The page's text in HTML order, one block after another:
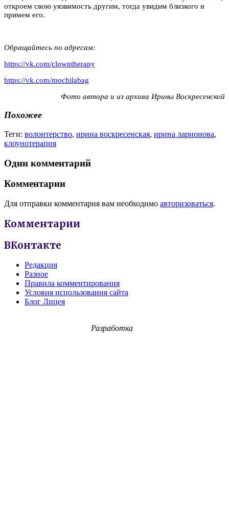
откроем свою уязвимость другим, тогда увидим близкого и
примем его.
Обращайтесь по адресам:
https://vk.com/clowntherapy
https://vk.com/mochilabag
Фото автора и из архива Ирины Воскресенской
Похожее
Теги: волонтерство, ирина воскресенская, ирина ларионова,
клоунотерапия
Один комментарий
Комментарии
Для отправки комментария вам необходимо авторизоваться.
Комментарии
ВКонтакте
Редакция
Разное
Правила комментирования
Условия использования сайта
Блог Лицея
Разработка